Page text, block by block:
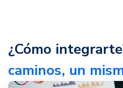
¿Cómo
caminos, un